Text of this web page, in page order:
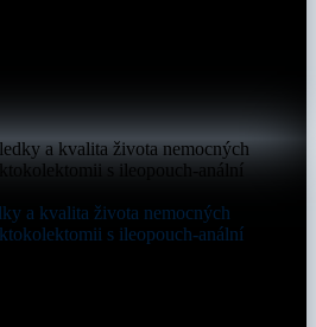
a kvalita života nemocných
s ileopouch-anální